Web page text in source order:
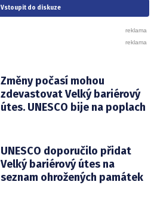
Vstoupit do diskuze
Změny počasí mohou
zdevastovat Velký bariérový
útes. UNESCO bije na poplach
UNESCO doporučilo přidat
Velký bariérový útes na
seznam ohrožených památek